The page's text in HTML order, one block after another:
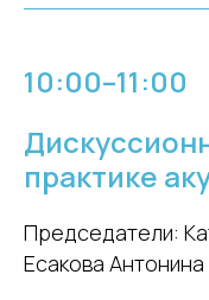
10:00–11:00
практике
Председатели:
Есакова